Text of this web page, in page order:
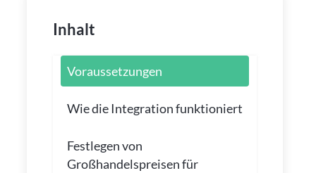
Inhalt
Voraussetzungen
Wie die Integration funktioniert
Festlegen von
Großhandelspreisen für